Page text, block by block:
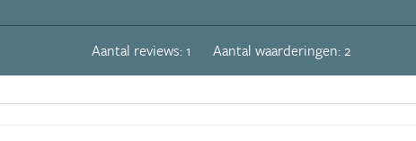
Aantal reviews: 1 Aantal waarderingen: 2